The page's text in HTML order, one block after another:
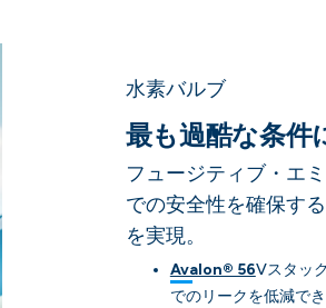
水素バルブ
最も過酷な条件
フュージティブ・エ
での安全性を確保す
を実現。
Avalon® 56Vスタッ
でのリークを低減で